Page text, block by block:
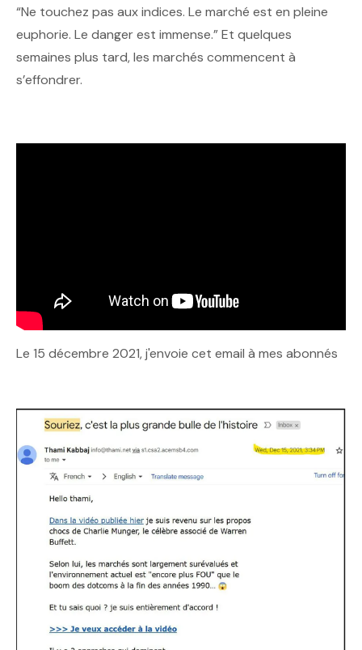
“Ne touchez pas aux indices. Le marché est en pleine
euphorie. Le danger est immense.” Et quelques
semaines plus tard, les marchés commencent à
s’effondrer.
Le 15 décembre 2021, j'envoie cet email à mes abonnés